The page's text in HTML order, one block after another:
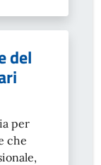
del
per
che